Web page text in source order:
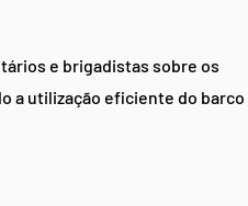
e brigadistas sobre os
utilização eficiente do barco